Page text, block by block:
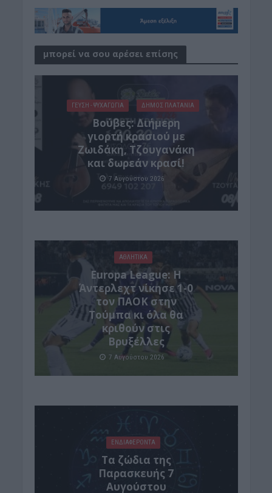
μπορεί να σου αρέσει επίσης
ΓΕΎΣΗ - ΨΥΧΑΓΩΓΊΑ ΔΉΜΟΣ ΠΛΑΤΑΝΙΆ
Βούβες: Διήμερη
γιορτή κρασιού με
Ζωιδάκη, Τζουγανάκη
και δωρεάν κρασί!
7 Αυγούστου 2026
ΑΘΛΗΤΙΚΑ
Europa League: Η
Άντερλεχτ νίκησε 1-0
τον ΠΑΟΚ στην
Τούμπα κι όλα θα
κριθούν στις
Βρυξέλλες
7 Αυγούστου 2026
ΕΝΔΙΑΦΕΡΟΝΤΑ
Tα ζώδια της
Παρασκευής 7
Αυγούστου